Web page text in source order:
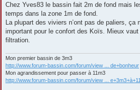
Chez Yves83 le bassin fait 2m de fond mais
temps dans la zone 1m de fond.
La plupart des viviers n’ont pas de paliers, ça
important pour le confort des Koïs. Mieux
filtration.
Mon premier bassin de 3m3
http://www.forum-bassin.com/forum/view ... de+bonheur
Mon agrandissement pour passer à 11m3
http://www.forum-bassin.com/forum/view ... e+3m3+à+11